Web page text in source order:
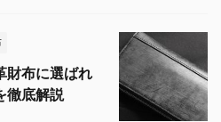
財布に選ばれ
徹底解説